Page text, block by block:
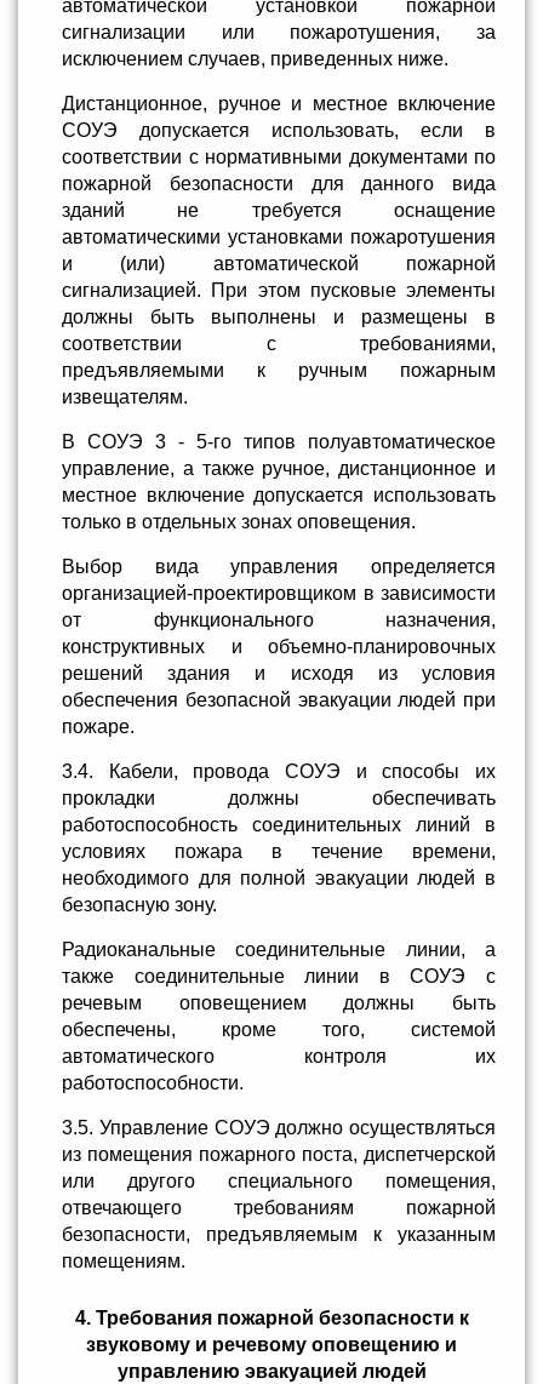
автоматической установкой пожарной
сигнализации или пожаротушения, за
исключением случаев, приведенных ниже.
Дистанционное, ручное и местное включение
СОУЭ допускается использовать, если в
соответствии с нормативными документами по
пожарной безопасности для данного вида
зданий не требуется оснащение
автоматическими установками пожаротушения
и (или) автоматической пожарной
сигнализацией. При этом пусковые элементы
должны быть выполнены и размещены в
соответствии с требованиями,
предъявляемыми к ручным пожарным
извещателям.
В СОУЭ 3 - 5-го типов полуавтоматическое
управление, а также ручное, дистанционное и
местное включение допускается использовать
только в отдельных зонах оповещения.
Выбор вида управления определяется
организацией-проектировщиком в зависимости
от функционального назначения,
конструктивных и объемно-планировочных
решений здания и исходя из условия
обеспечения безопасной эвакуации людей при
пожаре.
3.4. Кабели, провода СОУЭ и способы их
прокладки должны обеспечивать
работоспособность соединительных линий в
условиях пожара в течение времени,
необходимого для полной эвакуации людей в
безопасную зону.
Радиоканальные соединительные линии, а
также соединительные линии в СОУЭ с
речевым оповещением должны быть
обеспечены, кроме того, системой
автоматического контроля их
работоспособности.
3.5. Управление СОУЭ должно осуществляться
из помещения пожарного поста, диспетчерской
или другого специального помещения,
отвечающего требованиям пожарной
безопасности, предъявляемым к указанным
помещениям.
4. Требования пожарной безопасности к
звуковому и речевому оповещению и
управлению эвакуацией людей